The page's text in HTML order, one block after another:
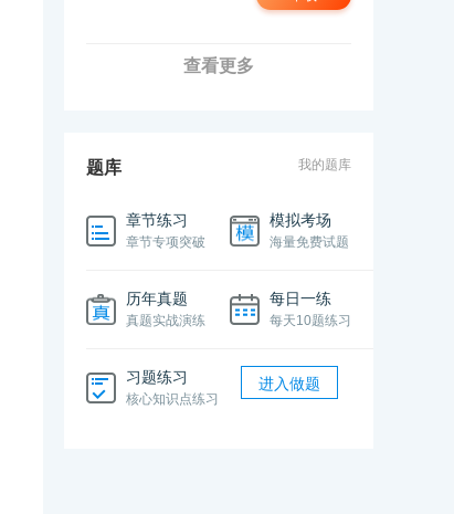
查看更多
题库 我的题库
章节练习
章节专项突破
模拟考场
海量免费试题
历年真题
真题实战演练
每日一练
每天10题练习
习题练习
核心知识点练习
进入做题